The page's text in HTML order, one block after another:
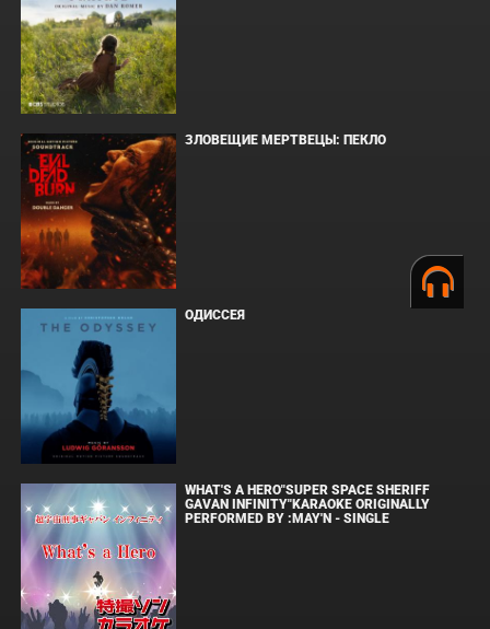
ЗЛОВЕЩИЕ МЕРТВЕЦЫ: ПЕКЛО
ОДИССЕЯ
WHAT'S A HERO"SUPER SPACE SHERIFF
GAVAN INFINITY"KARAOKE ORIGINALLY
PERFORMED BY :MAY'N - SINGLE